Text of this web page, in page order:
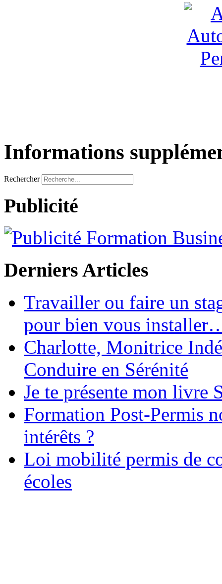
Informations
Rechercher
Publicité
Derniers Articles
Travailler ou faire un
pour bien vous
Charlotte, Monitrice
Conduire en Sérénité
Je te présente mon livre
Formation Post-Permis
intérêts ?
Loi mobilité permis de
écoles